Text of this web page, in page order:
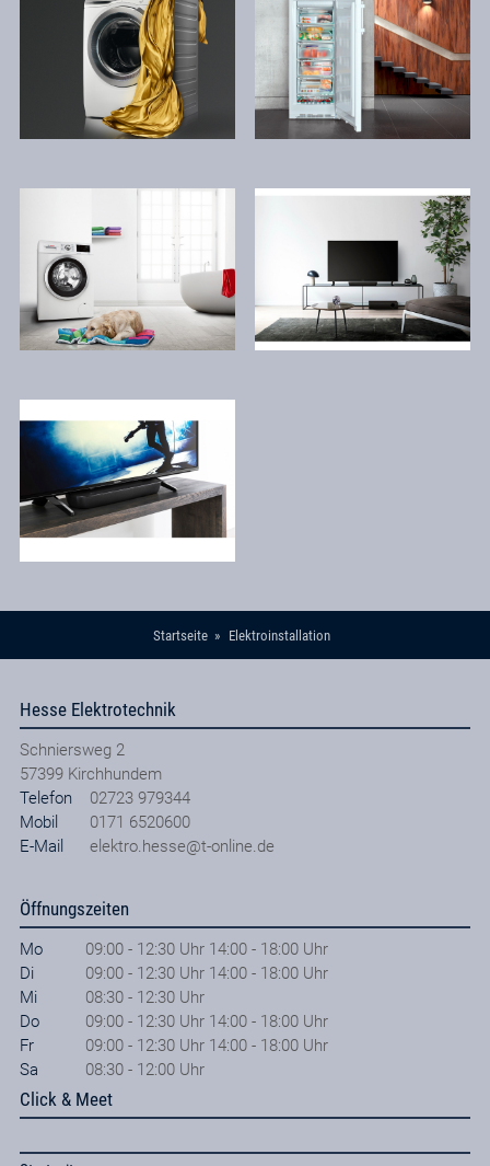
Startseite Elektroinstallation
Hesse Elektrotechnik
Schniersweg 2
57399 Kirchhundem
Telefon
02723 979344
Mobil
0171 6520600
E-Mail
elektro.hesse@t-online.de
Öffnungszeiten
Mo
09:00 - 12:30 Uhr 14:00 - 18:00 Uhr
Di
09:00 - 12:30 Uhr 14:00 - 18:00 Uhr
Mi
08:30 - 12:30 Uhr
Do
09:00 - 12:30 Uhr 14:00 - 18:00 Uhr
Fr
09:00 - 12:30 Uhr 14:00 - 18:00 Uhr
Sa
08:30 - 12:00 Uhr
Click & Meet